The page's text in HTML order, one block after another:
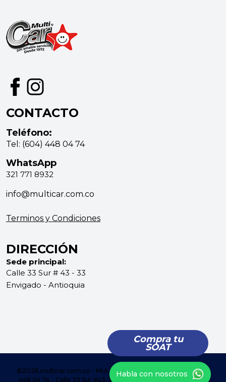
CONTACTO
Teléfono:
Tel: (604) 448 04 74
WhatsApp
321 771 8932
info@multicar.com.co
Terminos y Condiciones
DIRECCIÓN
Sede principal:
Calle 33 Sur # 43 - 33
Envigado - Antioquia
Compra tu
SOAT
©2026 multicar.com.co - MULTICENTRO DE SERVICIOS - (604)
448 04 74 - Calle 33 Sur #43-33 - Envigado - Antioquia -
Mapa
Habla con nosotros